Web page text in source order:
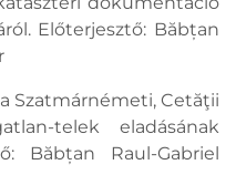
Előterjesztő: Băbțan
a Szatmárnémeti, Cetăţii
telek eladásának
Băbțan Raul-Gabriel